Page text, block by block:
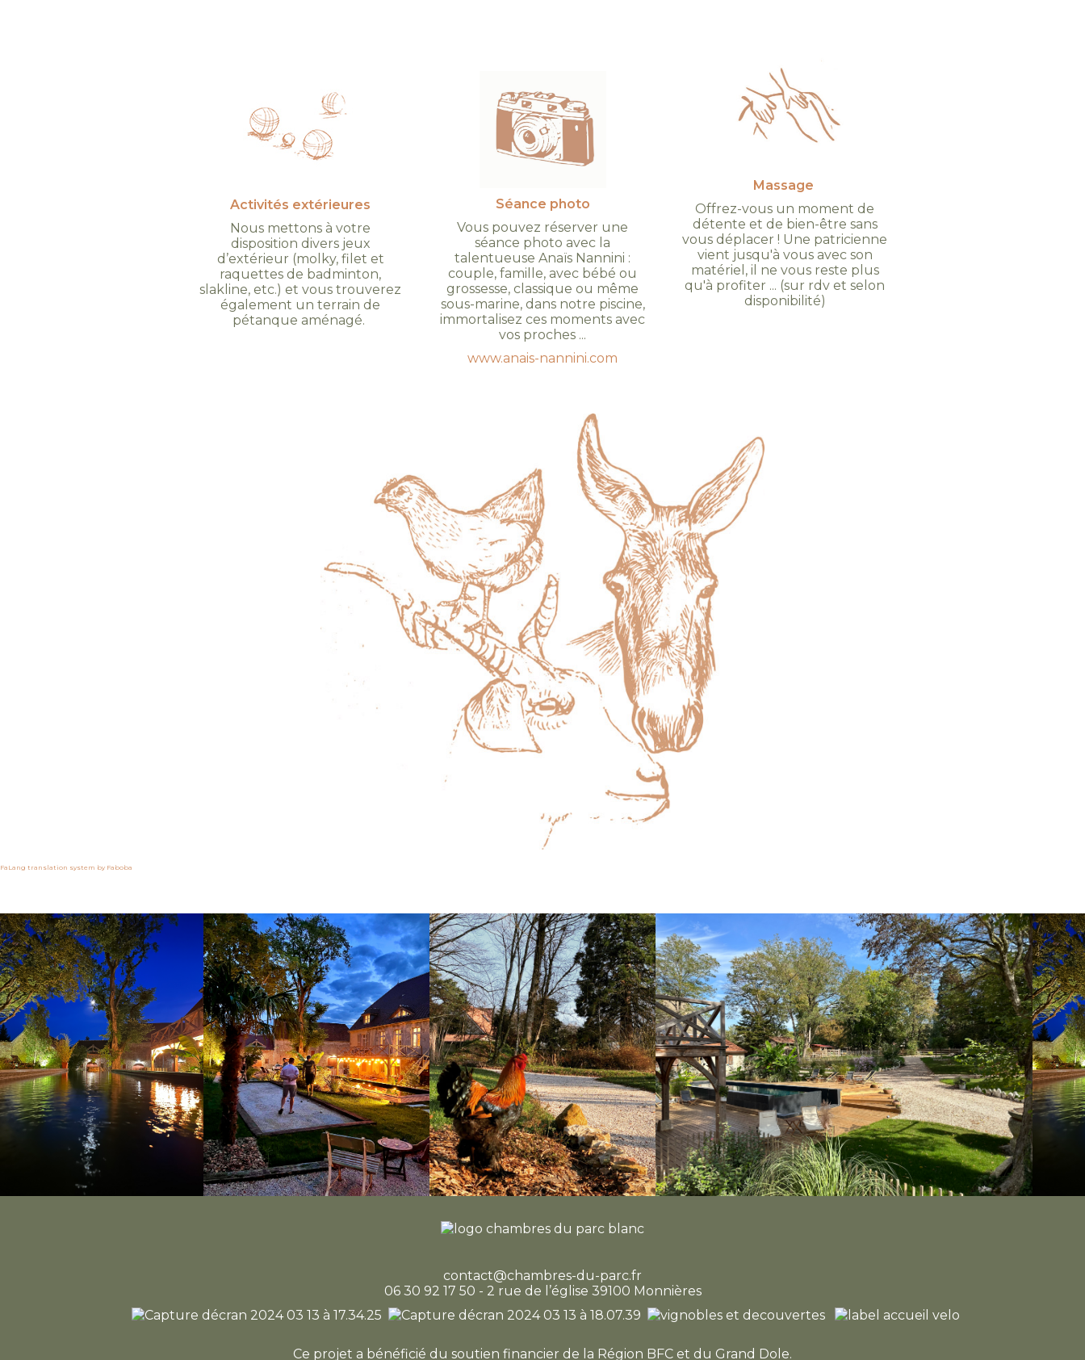
Activités extérieures
Nous mettons à votre
disposition divers jeux
d’extérieur (molky, filet et
raquettes de badminton,
slakline, etc.) et vous trouverez
également un terrain de
pétanque aménagé.
Séance photo
Vous pouvez réserver une
séance photo avec la
talentueuse Anaïs Nannini :
couple, famille, avec bébé ou
grossesse, classique ou même
sous-marine, dans notre piscine,
immortalisez ces moments avec
vos proches ...
www.anais-nannini.com
Massage
Offrez-vous un moment de
détente et de bien-être sans
vous déplacer ! Une patricienne
vient jusqu'à vous avec son
matériel, il ne vous reste plus
qu'à profiter ... (sur rdv et selon
disponibilité)
FaLang translation system by Faboba
contact@chambres-du-parc.fr
06 30 92 17 50 - 2 rue de l’église 39100 Monnières
Ce projet a bénéficié du soutien financier de la Région BFC et du Grand Dole.